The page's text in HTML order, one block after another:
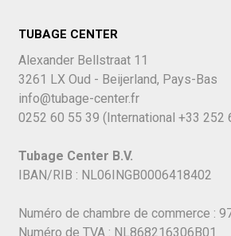
TUBAGE CENTER
Alexander Bellstraat 11
3261 LX Oud - Beijerland, Pays-Bas
info@tubage-center.fr
0252 60 55 39 (International +33 252
Tubage Center B.V.
IBAN/RIB : NL06INGB0006418402
Numéro de chambre de commerce :
Numéro de TVA : NL868216306B01